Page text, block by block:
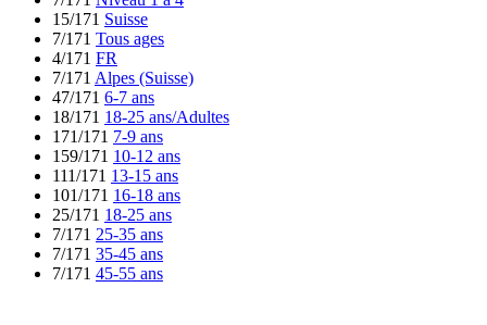
15/171 Suisse
7/171 Tous ages
4/171 FR
7/171 Alpes (Suisse)
47/171 6-7 ans
18/171 18-25 ans/Adultes
171/171 7-9 ans
159/171 10-12 ans
111/171 13-15 ans
101/171 16-18 ans
25/171 18-25 ans
7/171 25-35 ans
7/171 35-45 ans
7/171 45-55 ans